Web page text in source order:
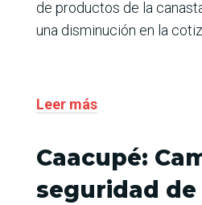
de productos de la
una disminución en la
Leer más
Caacupé:
seguridad